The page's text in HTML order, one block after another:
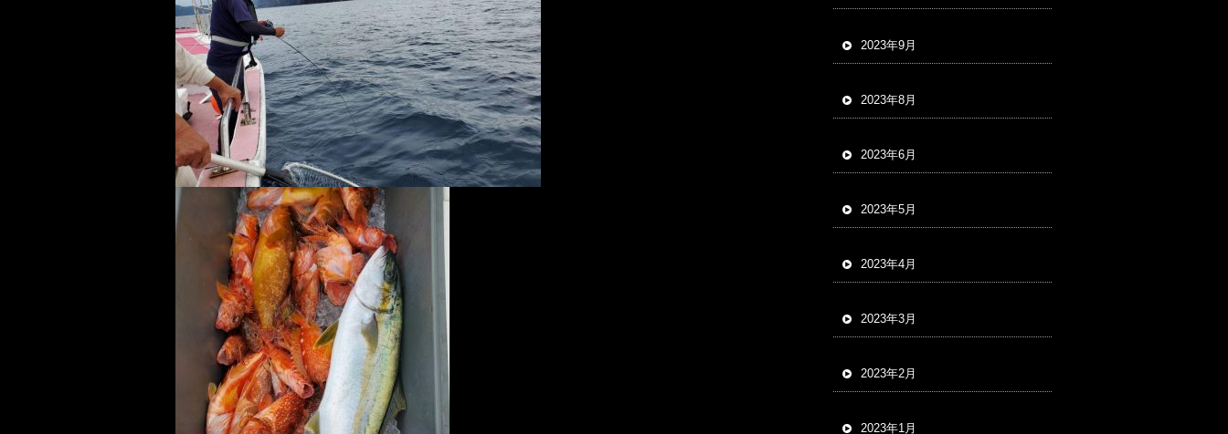
2023年9月
2023年8月
2023年6月
2023年5月
2023年4月
2023年3月
2023年2月
2023年1月